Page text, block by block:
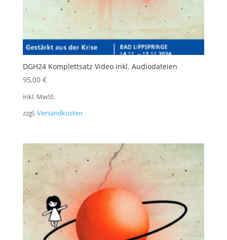
DGH24 Komplettsatz Video inkl. Audiodateien
95,00 €
inkl. MwSt.
zzgl.Versandkosten